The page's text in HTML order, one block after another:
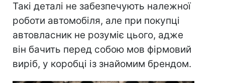
Такі деталі не забезпечують належної
роботи автомобіля, але при покупці
автовласник не розуміє цього, адже
він бачить перед собою мов фірмовий
виріб, у коробці із знайомим брендом.